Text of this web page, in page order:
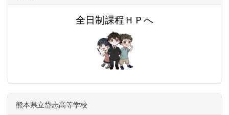
全日制課程ＨＰへ
熊本県立岱志高等学校